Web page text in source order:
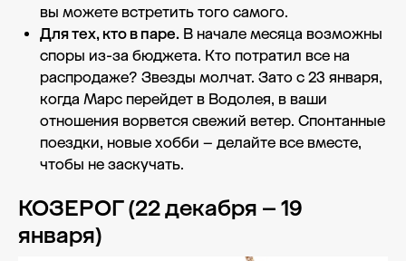
вы можете встретить того самого.
Для тех, кто в паре. В начале месяца возможны
споры из-за бюджета. Кто потратил все на
распродаже? Звезды молчат. Зато с 23 января,
когда Марс перейдет в Водолея, в ваши
отношения ворвется свежий ветер. Спонтанные
поездки, новые хобби – делайте все вместе,
чтобы не заскучать.
КОЗЕРОГ (22 декабря – 19
января)